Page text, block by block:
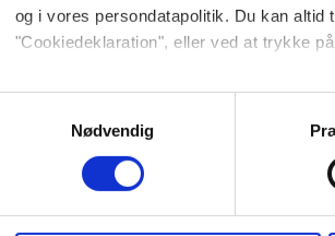
og i vores persondatapolitik. Du kan
"Cookiedeklaration", eller ved at trykke
Hvis du tillader det, vil vi også gerne:
Indsamle præcise oplysninger om
Dine valg anvendes på hele websitet.
Nødvendig
er mellem 44 og 50 m2.
Senge i alt: